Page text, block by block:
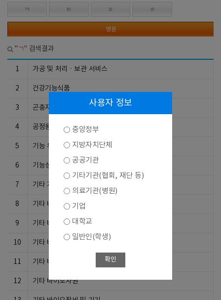
ㅋ ㅌ ㅍ ㅎ
영문
"ㄱ" 검색결과
1 가공 및 처리ㆍ보관 서비스
2 건강기능식품
3 곤충자원이용기술
4 공정용 부품
5 기능 유전체학기술
6 기능성 생체재료 개발기술
7 기타 거대분자공학기술
8 기타 바이오서비스
9 기타 바이오식품
10 기타 바이오의료기기
11 기타 바이오의약제품
12 기타 바이오자원
사용자 정보
중앙정부
지방자치단체
공공기관
기타기관(협회, 재단 등)
의료기관(병원)
기업
대학교
일반인(학생)
확인